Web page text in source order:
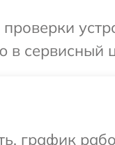
в сервисный
график